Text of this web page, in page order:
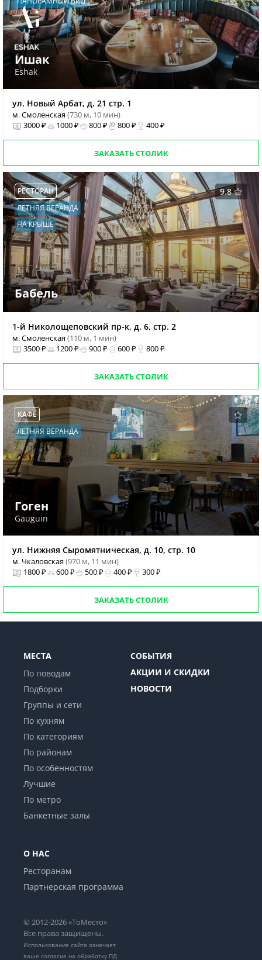
Ишак
Eshak
ул. Новый Арбат, д. 21 стр. 1
м. Смоленская(730 м, 10 мин)
3000 ₽
1000 ₽ 800 ₽ 800 ₽ 400 ₽
ЗАКАЗАТЬ СТОЛИК
9.8
РЕСТОРАН
ЛЕТНЯЯ ВЕРАНДА
НА КРЫШЕ
Бабель
1-й Николощеповский пр-к, д. 6, стр. 2
м. Смоленская(110 м, 1 мин)
3500 ₽
1200 ₽ 900 ₽ 600 ₽ 800 ₽
ЗАКАЗАТЬ СТОЛИК
КАФЕ
ЛЕТНЯЯ ВЕРАНДА
Гоген
Gauguin
ул. Нижняя Сыромятническая, д. 10, стр. 10
м. Чкаловская(970 м, 11 мин)
1800 ₽
600 ₽ 500 ₽ 400 ₽ 300 ₽
ЗАКАЗАТЬ СТОЛИК
МЕСТА
По поводам
Подборки
Группы и сети
По кухням
По категориям
По районам
По особенностям
Лучшие
По метро
Банкетные залы
СОБЫТИЯ
АКЦИИ И СКИДКИ
НОВОСТИ
О НАС
Ресторанам
Партнерская программа
© 2012-2026 «ТоМесто»
Все права защищены.
Использование сайта означает
ваше согласие на обработку ПД